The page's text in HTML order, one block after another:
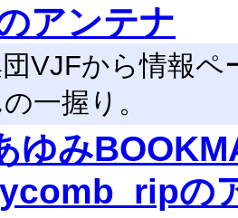
アンテナ
VJFから情報
一握り。
ゆみ
の